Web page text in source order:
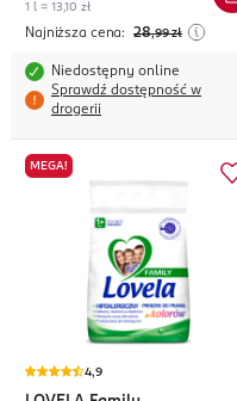
1 l = 13,10 zł
Najniższa cena: 28,99 zł
Niedostępny online
Sprawdź dostępność w
drogerii
MEGA!
4,9